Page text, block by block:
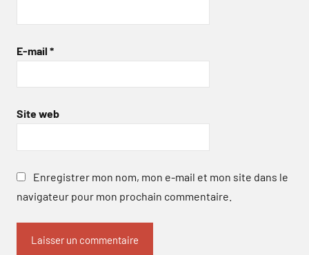
E-mail *
Site web
Enregistrer mon nom, mon e-mail et mon site dans le
navigateur pour mon prochain commentaire.